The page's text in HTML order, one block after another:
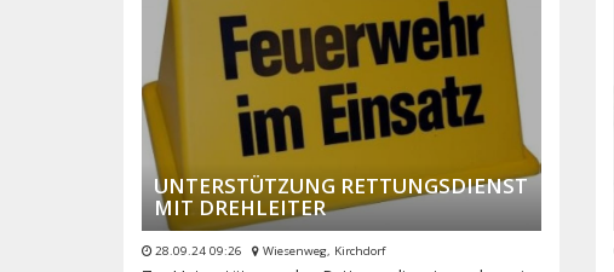
UNTERSTÜTZUNG RETTUNGSDIENST
MIT DREHLEITER
28.09.24 09:26 Wiesenweg, Kirchdorf